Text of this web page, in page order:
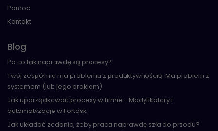
Pomoc
Kontakt
Blog
Po co tak naprawdę są procesy?
Twój zespół nie ma problemu z produktywnością. Ma problem z
systemem (lub jego brakiem)
Jak uporządkować procesy w firmie - Modyfikatory i
automatyzacje w Fortask
Jak układać zadania, żeby praca naprawdę szła do przodu?